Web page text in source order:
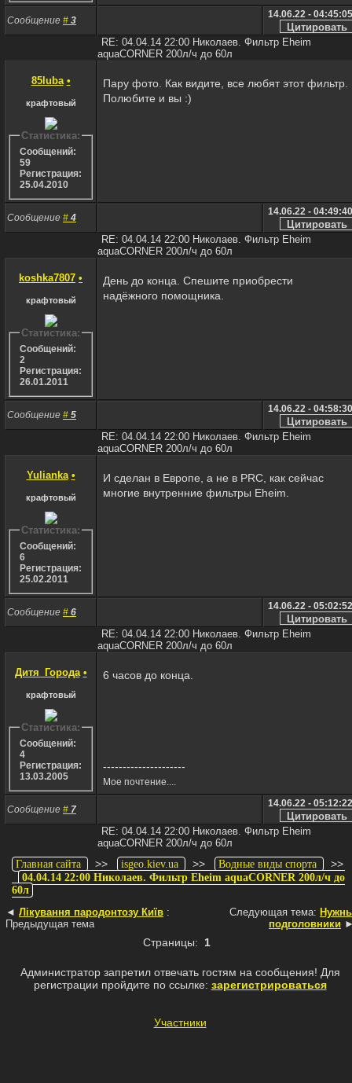
Сообщение # 3
14.06.22 - 04:45:05
RE: 04.04.14 22:00 Николаев. Фильтр Eheim
aquaCORNER 200л/ч до 60л
85luba •
крафтовый
Статистика:
Сообщений:
59
Регистрация:
25.04.2010
Пару фото. Как видите, все любят этот фильтр.
Полюбите и вы :)
Сообщение # 4
14.06.22 - 04:49:40
RE: 04.04.14 22:00 Николаев. Фильтр Eheim
aquaCORNER 200л/ч до 60л
koshka7807 •
крафтовый
Статистика:
Сообщений:
2
Регистрация:
26.01.2011
День до конца. Спешите приобрести
надёжного помощника.
Сообщение # 5
14.06.22 - 04:58:30
RE: 04.04.14 22:00 Николаев. Фильтр Eheim
aquaCORNER 200л/ч до 60л
Yulianka •
крафтовый
Статистика:
Сообщений:
6
Регистрация:
25.02.2011
И сделан в Европе, а не в PRC, как сейчас
многие внутренние фильтры Eheim.
Сообщение # 6
14.06.22 - 05:02:52
RE: 04.04.14 22:00 Николаев. Фильтр Eheim
aquaCORNER 200л/ч до 60л
Дитя_Города •
крафтовый
Статистика:
Сообщений:
4
Регистрация:
13.03.2005
6 часов до конца.
---------------------
Мое почтение....
Сообщение # 7
14.06.22 - 05:12:22
RE: 04.04.14 22:00 Николаев. Фильтр Eheim
aquaCORNER 200л/ч до 60л
Главная сайта
>> isgeo.kiev.ua >> Водные виды спорта >>
04.04.14 22:00 Николаев. Фильтр Eheim aquaCORNER 200л/ч до
60л
◄ Лікування пародонтозу Київ :
Предыдущая тема
Следующая тема:
подголовники
Страницы: 1
Администратор запретил отвечать гостям на сообщения! Для
регистрации пройдите по ссылке: зарегистрироваться
Участники